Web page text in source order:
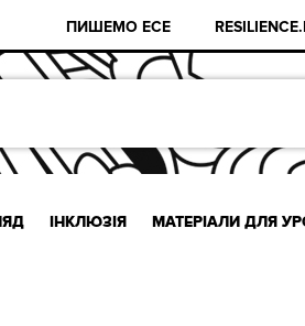
ПИШЕМО ЕСЕ
ІНКЛЮЗІЯ МАТЕРІАЛИ ДЛЯ